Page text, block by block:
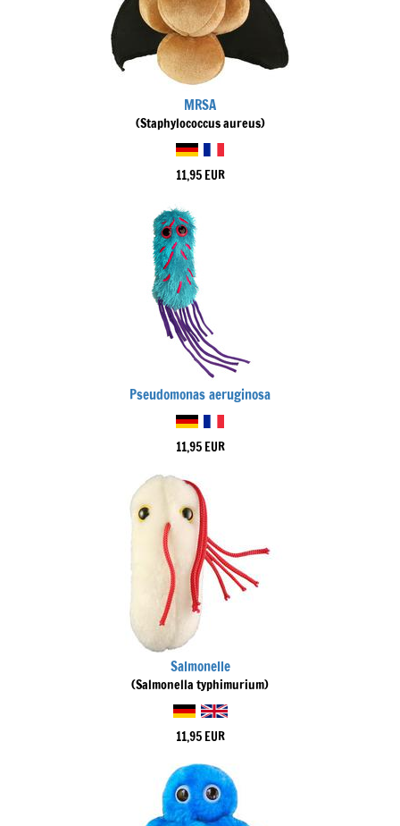
MRSA
(Staphylococcus aureus)
11,95 EUR
Pseudomonas aeruginosa
11,95 EUR
Salmonelle
(Salmonella typhimurium)
11,95 EUR